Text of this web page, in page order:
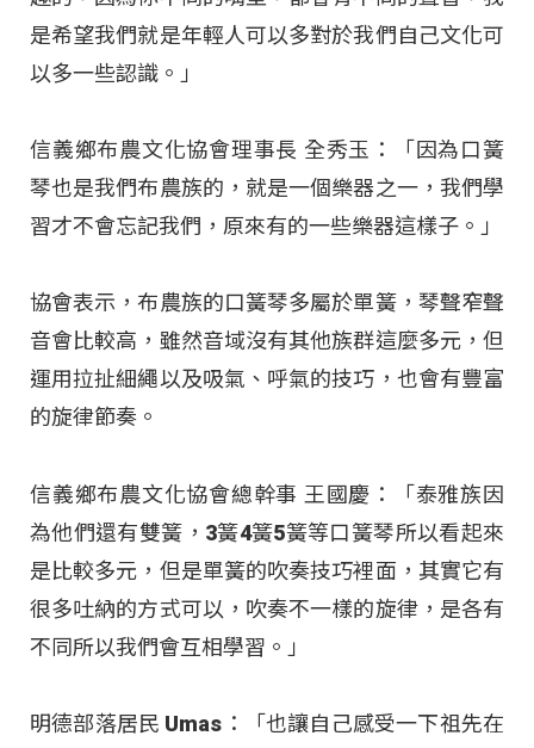
是希望我們就是年輕人可以多對於我們自己文化可
以多一些認識。」
信義鄉布農文化協會理事長 全秀玉：「因為口簧
琴也是我們布農族的，就是一個樂器之一，我們學
習才不會忘記我們，原來有的一些樂器這樣子。」
協會表示，布農族的口簧琴多屬於單簧，琴聲窄聲
音會比較高，雖然音域沒有其他族群這麼多元，但
運用拉扯細繩以及吸氣、呼氣的技巧，也會有豐富
的旋律節奏。
信義鄉布農文化協會總幹事 王國慶：「泰雅族因
為他們還有雙簧，3簧4簧5簧等口簧琴所以看起來
是比較多元，但是單簧的吹奏技巧裡面，其實它有
很多吐納的方式可以，吹奏不一樣的旋律，是各有
不同所以我們會互相學習。」
明德部落居民 Umas：「也讓自己感受一下祖先在